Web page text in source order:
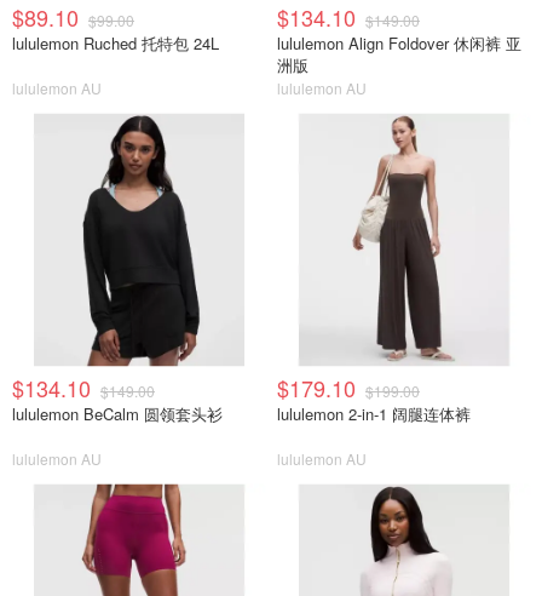
$89.10 $99.00
lululemon Ruched 托特包 24L
lululemon AU
$134.10 $149.00
lululemon Align Foldover 休闲裤 亚
洲版
lululemon AU
$134.10 $149.00
lululemon BeCalm 圆领套头衫
lululemon AU
$179.10 $199.00
lululemon 2-in-1 阔腿连体裤
lululemon AU